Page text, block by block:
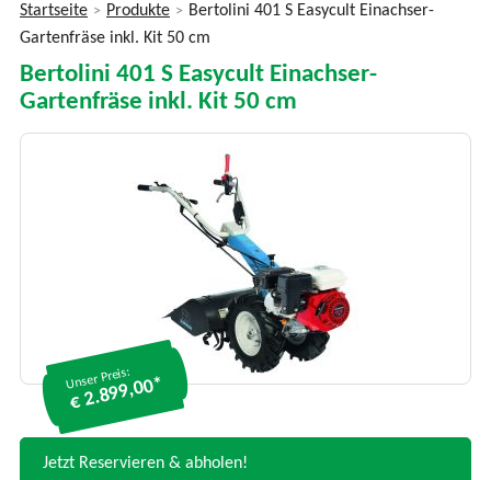
Sie
hier
Startseite > Produkte > Bertolini 401 S Easycult Einachser-
Gartenfräse inkl. Kit 50 cm
Bertolini 401 S Easycult Einachser-
Gartenfräse inkl. Kit 50 cm
Unser Preis:
€ 2.899,00*
Jetzt Reservieren & abholen!